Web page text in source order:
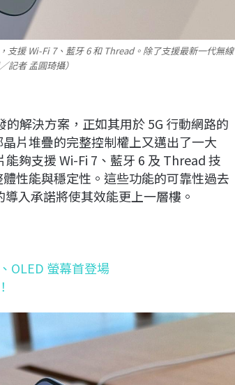
援 Wi-Fi 7、藍牙 6 和 Thread。除了支援最新一代無線
記者 孟圓琦攝）
解決方案，正如其用於 5G 行動網路的
片堆疊的完整控制權上又邁出了一大
夠支援 Wi-Fi 7、藍牙 6 及 Thread 技
性能與穩定性。這些功能的可靠性過去
入承諾將使其效能更上一層樓。
OLED 螢幕首登場